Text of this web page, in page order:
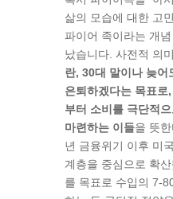
삶의 모습에 대한 고
파이어 족이라는 개
났습니다. 사전적 의
란, 30대 말이나 늦어
은퇴하겠다는 목표로
부터 소비를 극단적
마련하는 이들을 뜻
년 금융위기 이후 미
계층을 중심으로 확
를 목표로 수입의 7-